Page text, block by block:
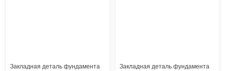
Закладная деталь фундамента
Закладная деталь фундамента